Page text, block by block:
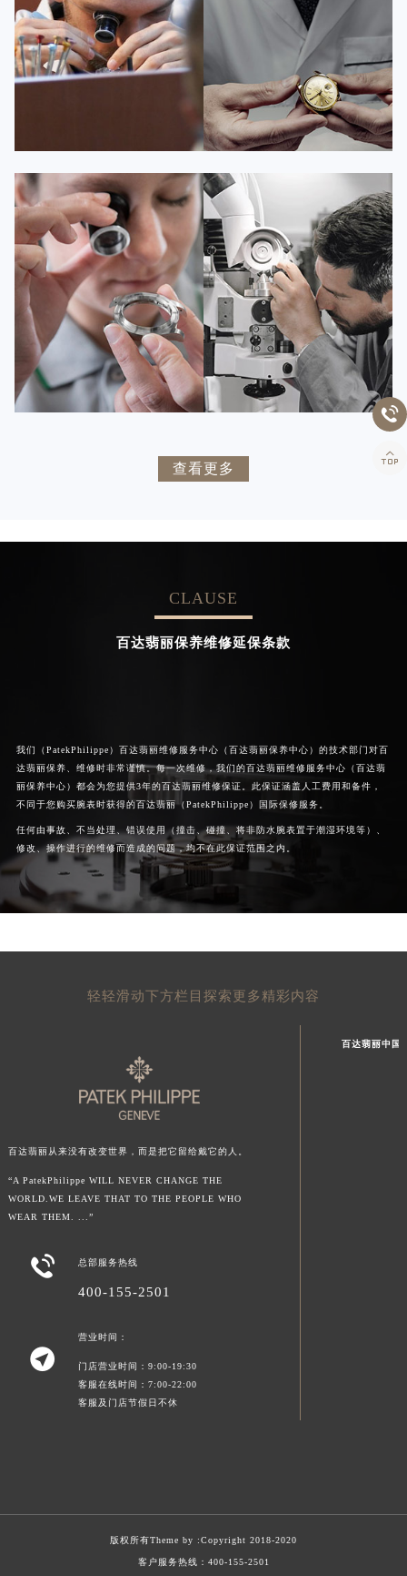
Guangzhou PatekPhilippe Maintain
center
Shenzhen PatekPhilippe Maintain
 百达翡丽维修
安尼塔·阿普里尔
资深百达翡丽技师
是百达翡丽维修服务中心
(百达翡丽保养中心)
的高级技师之一
Tianjin PatekPhilippe Maintain
 百达翡丽维修
贝亚特·布兰奇
资深百达翡丽技师
是百达翡丽维修服务中心
(百达翡丽保养中心)
的高级技师之一
Nanjing PatekPhilippe Maintain
center
 百达翡丽维修
辛迪·克莱门特
资深百达翡丽技师

查看更多
CLAUSE
百达翡丽保养维修延保条款
我们（PatekPhilippe）百达翡丽维修服务中心（百达翡丽保养中心）的技术部门对百
达翡丽保养、维修时非常谨慎。每一次维修，我们的百达翡丽维修服务中心（百达翡
丽保养中心）都会为您提供3年的百达翡丽维修保证。此保证涵盖人工费用和备件，
不同于您购买腕表时获得的百达翡丽（PatekPhilippe）国际保修服务。
任何由事故、不当处理、错误使用（撞击、碰撞、将非防水腕表置于潮湿环境等）、
修改、操作进行的维修而造成的问题，均不在此保证范围之内。
轻轻滑动下方栏目探索更多精彩内容
百达翡丽从来没有改变世界，而是把它留给戴它的人。
“A PatekPhilippe WILL NEVER CHANGE THE
WORLD.WE LEAVE THAT TO THE PEOPLE WHO
WEAR THEM. ...”
 总部服务热线
400-155-2501

营业时间：
门店营业时间：9:00-19:30
客服在线时间：7:00-22:00
客服及门店节假日不休
百达翡丽中国
版权所有Theme by :Copyright 2018-2020
客户服务热线： 400-155-2501

